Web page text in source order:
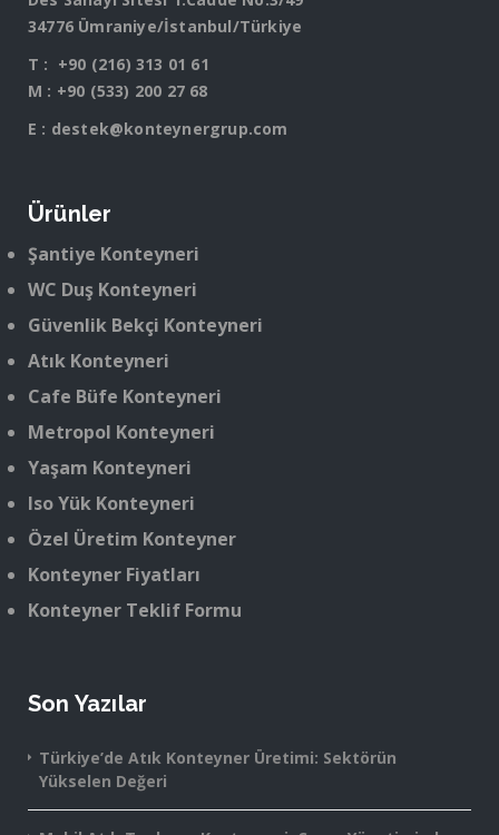
34776 Ümraniye/İstanbul/Türkiye
T : +90 (216) 313 01 61
M : +90 (533) 200 27 68
E : destek@konteynergrup.com
Ürünler
Şantiye Konteyneri
WC Duş Konteyneri
Güvenlik Bekçi Konteyneri
Atık Konteyneri
Cafe Büfe Konteyneri
Metropol Konteyneri
Yaşam Konteyneri
Iso Yük Konteyneri
Özel Üretim Konteyner
Konteyner Fiyatları
Konteyner Teklif Formu
Son Yazılar
Türkiye’de Atık Konteyner Üretimi: Sektörün
Yükselen Değeri